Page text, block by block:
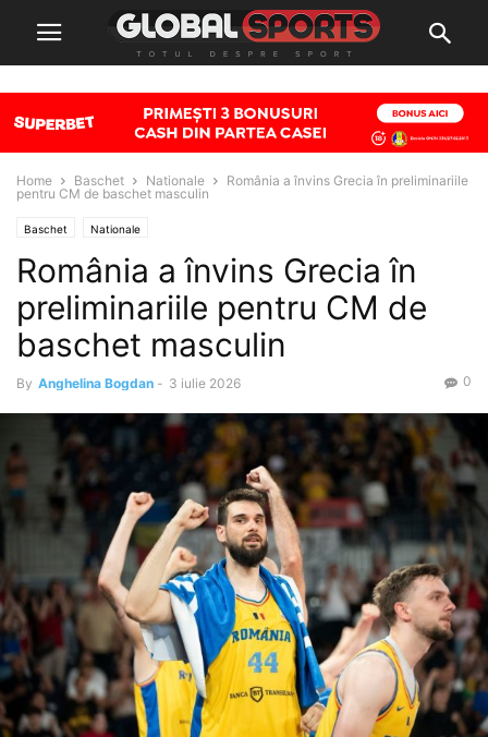
Home Baschet Nationale
România a învins Grecia în preliminariile
pentru CM de baschet masculin
Baschet Nationale
România a învins Grecia în
preliminariile pentru CM de
baschet masculin
By Anghelina Bogdan - 3 iulie 2026 0